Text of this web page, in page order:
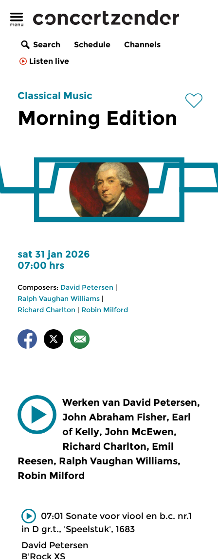
Search Schedule
Channels
Listen live
Classical Music
Morning Edition
sat 31 jan 2026
07:00 hrs
Composers: David Petersen |
Ralph Vaughan Williams |
Richard Charlton | Robin Milford
Werken van David Petersen,
John Abraham Fisher, Earl
of Kelly, John McEwen,
Richard Charlton, Emil
Reesen, Ralph Vaughan Williams,
Robin Milford
07:01 Sonate voor viool en b.c. nr.1
in D gr.t., 'Speelstuk', 1683
David Petersen
B'Rock XS